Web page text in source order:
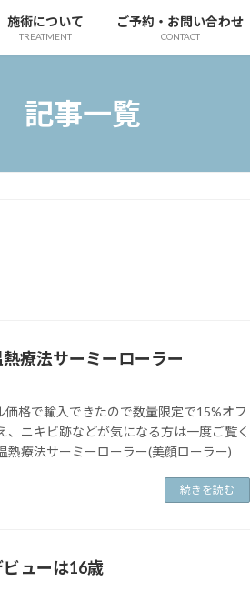
施術について
TREATMENT
ご予約・お問い合わせ
CONTACT
記事一覧
療法サーミーローラー
格で輸入できたので数量限定で15%オフ
、ニキビ跡などが気になる方は一度ご覧く
熱療法サーミーローラー(美顔ローラー)
続きを読む
ューは16歳